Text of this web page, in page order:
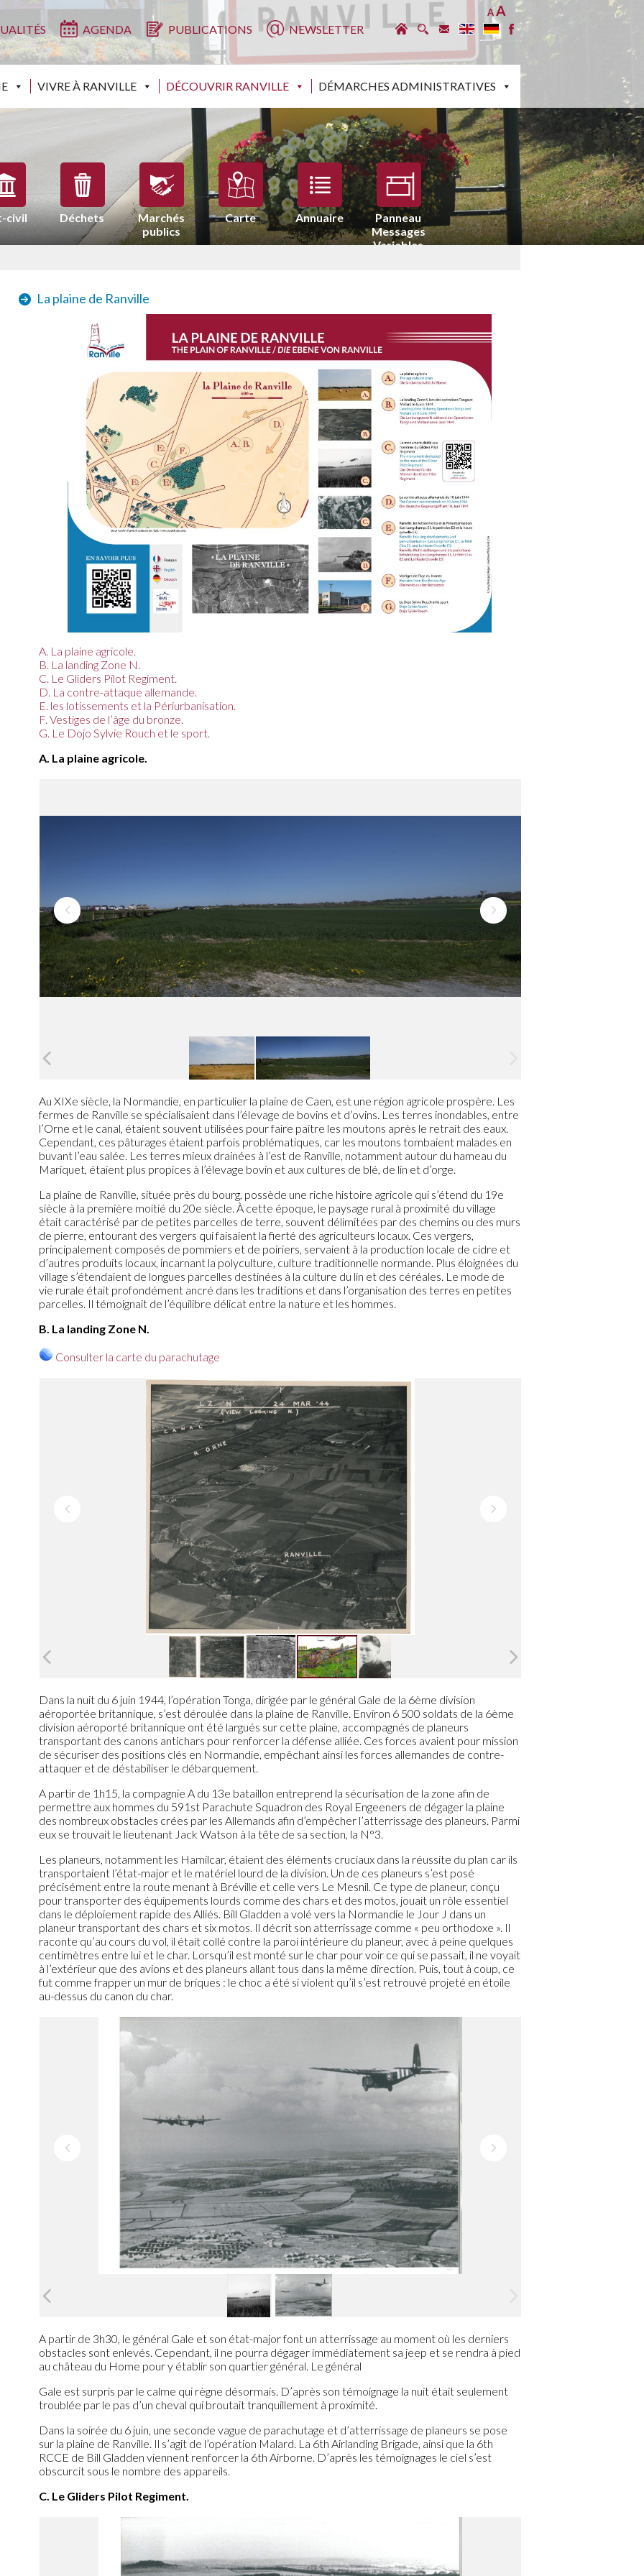
AGENDA PUBLICATIONS NEWSLETTER
AA
VIVRE À RANVILLE DÉCOUVRIR RANVILLE DÉMARCHES ADMINISTRATIVES
civil Déchets
Marchés
publics
Carte Annuaire
Panneau
Messages
Variables
La plaine de Ranville
A. La plaine agricole.
B. La landing Zone N.
C. Le Gliders Pilot Regiment.
D. La contre-attaque allemande.
E. les lotissements et la Périurbanisation.
F. Vestiges de l’âge du bronze.
G. Le Dojo Sylvie Rouch et le sport.
A. La plaine agricole.
Au XIXe siècle, la Normandie, en particulier la plaine de Caen, est une région agricole prospère. Les
fermes de Ranville se spécialisaient dans l’élevage de bovins et d’ovins. Les terres inondables, entre
l’Orne et le canal, étaient souvent utilisées pour faire paître les moutons après le retrait des eaux.
Cependant, ces pâturages étaient parfois problématiques, car les moutons tombaient malades en
buvant l’eau salée. Les terres mieux drainées à l’est de Ranville, notamment autour du hameau du
Mariquet, étaient plus propices à l’élevage bovin et aux cultures de blé, de lin et d’orge.
La plaine de Ranville, située près du bourg, possède une riche histoire agricole qui s’étend du 19e
siècle à la première moitié du 20e siècle. À cette époque, le paysage rural à proximité du village
était caractérisé par de petites parcelles de terre, souvent délimitées par des chemins ou des murs
de pierre, entourant des vergers qui faisaient la fierté des agriculteurs locaux. Ces vergers,
principalement composés de pommiers et de poiriers, servaient à la production locale de cidre et
d’autres produits locaux, incarnant la polyculture, culture traditionnelle normande. Plus éloignées du
village s’étendaient de longues parcelles destinées à la culture du lin et des céréales. Le mode de
vie rurale était profondément ancré dans les traditions et dans l’organisation des terres en petites
parcelles. Il témoignait de l’équilibre délicat entre la nature et les hommes.
B. La landing Zone N.
Consulter la carte du parachutage
Dans la nuit du 6 juin 1944, l’opération Tonga, dirigée par le général Gale de la 6ème division
aéroportée britannique, s’est déroulée dans la plaine de Ranville. Environ 6 500 soldats de la 6ème
division aéroporté britannique ont été largués sur cette plaine, accompagnés de planeurs
transportant des canons antichars pour renforcer la défense alliée. Ces forces avaient pour mission
de sécuriser des positions clés en Normandie, empêchant ainsi les forces allemandes de contre-
attaquer et de déstabiliser le débarquement.
A partir de 1h15, la compagnie A du 13e bataillon entreprend la sécurisation de la zone afin de
permettre aux hommes du 591st Parachute Squadron des Royal Engeeners de dégager la plaine
des nombreux obstacles crées par les Allemands afin d’empêcher l’atterrissage des planeurs. Parmi
eux se trouvait le lieutenant Jack Watson à la tête de sa section, la N°3.
Les planeurs, notamment les Hamilcar, étaient des éléments cruciaux dans la réussite du plan car ils
transportaient l’état-major et le matériel lourd de la division. Un de ces planeurs s’est posé
précisément entre la route menant à Bréville et celle vers Le Mesnil. Ce type de planeur, conçu
pour transporter des équipements lourds comme des chars et des motos, jouait un rôle essentiel
dans le déploiement rapide des Alliés. Bill Gladden a volé vers la Normandie le Jour J dans un
planeur transportant des chars et six motos. Il décrit son atterrissage comme « peu orthodoxe ». Il
raconte qu’au cours du vol, il était collé contre la paroi intérieure du planeur, avec à peine quelques
centimètres entre lui et le char. Lorsqu’il est monté sur le char pour voir ce qui se passait, il ne voyait
à l’extérieur que des avions et des planeurs allant tous dans la même direction. Puis, tout à coup, ce
fut comme frapper un mur de briques : le choc a été si violent qu’il s’est retrouvé projeté en étoile
au-dessus du canon du char.
A partir de 3h30, le général Gale et son état-major font un atterrissage au moment où les derniers
obstacles sont enlevés. Cependant, il ne pourra dégager immédiatement sa jeep et se rendra à pied
au château du Home pour y établir son quartier général. Le général
Gale est surpris par le calme qui règne désormais. D’après son témoignage la nuit était seulement
troublée par le pas d’un cheval qui broutait tranquillement à proximité.
Dans la soirée du 6 juin, une seconde vague de parachutage et d’atterrissage de planeurs se pose
sur la plaine de Ranville. Il s’agit de l’opération Malard. La 6th Airlanding Brigade, ainsi que la 6th
RCCE de Bill Gladden viennent renforcer la 6th Airborne. D’après les témoignages le ciel s’est
obscurcit sous le nombre des appareils.
C. Le Gliders Pilot Regiment.